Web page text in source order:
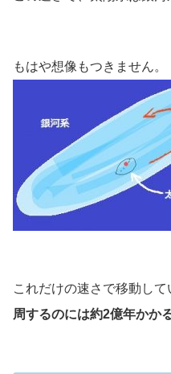
もはや想像もつきません。
これだけの速さで移動して
周するのには約2億年かか